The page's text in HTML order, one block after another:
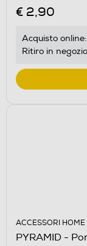
€ 2,90
Acquisto online:
Ritiro in
ACCESSORI
PYRAMID -